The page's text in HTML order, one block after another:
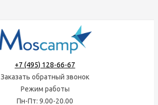
+7 (495) 128-66-67
Заказать обратный звонок
Режим работы
Пн-Пт: 9.00-20.00